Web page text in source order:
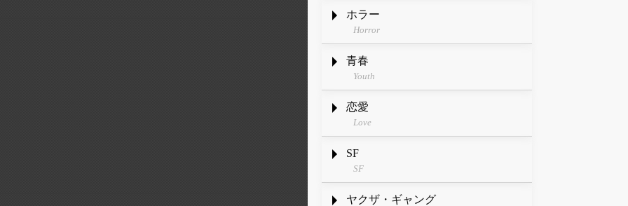
ホラー
Horror
青春
Youth
恋愛
Love
SF
SF
ヤクザ・ギャング